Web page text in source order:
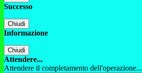
Successo
Chiudi
Informazione
Chiudi
Attendere...
Attendere il completamento dell'operazione...